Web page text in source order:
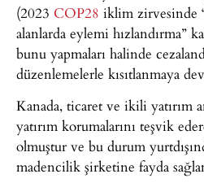
(2023 COP28 iklim zirvesinde
alanlarda eylemi hızlandırma”
bunu yapmaları halinde
düzenlemelerle kısıtlanmaya
Kanada, ticaret ve ikili yatırım
yatırım korumalarını teşvik
olmuştur ve bu durum
madencilik şirketine fayda